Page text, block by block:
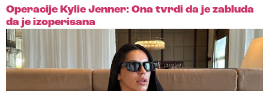
Operacije Kylie Jenner: Ona tvrdi da je zabluda
da je izoperisana